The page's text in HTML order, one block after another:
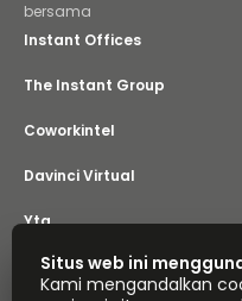
bersama
Instant Offices
The Instant Group
Coworkintel
Davinci Virtual
Yta
Instant Group
Situs web ini
Kami mengandalkan